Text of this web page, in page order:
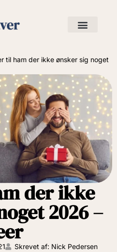
til ham der ikke ønsker sig noget
der ikke
2026 –
Skrevet af: Nick Pedersen